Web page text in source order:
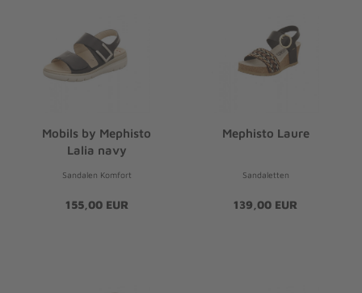
Mobils by Mephisto
Lalia navy
Sandalen Komfort
155,00 EUR
Mephisto Laure
Sandaletten
139,00 EUR